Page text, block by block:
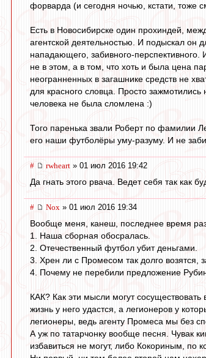
форварда (и сегодня ночью, кстати, тоже
Есть в Новосибирске один прохиндей,
агентской деятельностью. И подыскал он
нападающего, забивного-
не в этом, а в том, что хоть и была цена
неогранненных в загашнике средств не
для красного словца. Просто
человека не была сломлена :)
Того паренька звали Роберт по фамилии
его наши футболёры уму-разуму. И не
# rwheart » 01 июл 2016 19:42
Да гнать этого рвача. Ведет себя так как
# Nox » 01 июл 2016 19:34
Вообще меня, канеш, последнее время
1. Наша сборная обосралась.
2. Отечественный футбол убит деньгами.
3. Хрен ли с Промесом так долго возятся,
4. Почему не перебили предложение
КАК? Как эти мысли могут
жизнь у него удастся, а легионеров у
легионеры, ведь агенту Промеса мы без
А уж по татарчонку вообще песня. Чувак
избавиться не могут, либо Кокориным, по